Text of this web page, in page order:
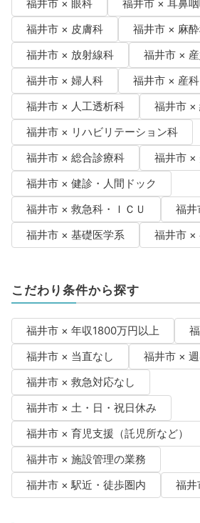
福井市 × 眼科
福井市 × 耳鼻
福井市 × 皮膚科
福井市 × 麻
福井市 × 放射線科
福井市 ×
福井市 × 婦人科
福井市 × 産科
福井市 × 人工透析科
福井市 ×
福井市 × リハビリテーション科
福井市 × 総合診療科
福井市 ×
福井市 × 健診・人間ドック
福井市 × 救急科・ＩＣＵ
福井
福井市 × 基礎医学系
福井市 ×
こだわり条件から探す
福井市 × 年収1800万円以上
福井市 × 当直なし
福井市 ×
福井市 × 救急対応なし
福井市 × 土・日・祝日休み
福井市 × 育児支援（託児所など）
福井市 × 施設管理の業務
福井市 × 駅近・徒歩圏内
福井